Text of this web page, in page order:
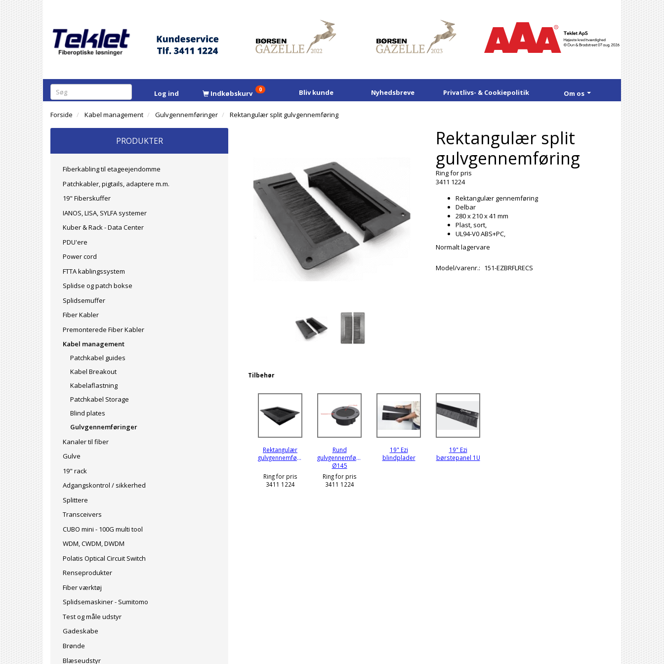
Log ind Indkøbskurv 0 Bliv kunde Nyhedsbreve Privatlivs- & Cookiepolitik Om os
Forside Kabel management Gulvgennemføringer Rektangulær split gulvgennemføring
PRODUKTER
Fiberkabling til etageejendomme
Patchkabler, pigtails, adaptere m.m.
19" Fiberskuffer
IANOS, LISA, SYLFA systemer
Kuber & Rack - Data Center
PDU'ere
Power cord
FTTA kablingssystem
Splidse og patch bokse
Splidsemuffer
Fiber Kabler
Premonterede Fiber Kabler
Kabel management
Patchkabel guides
Kabel Breakout
Kabelaflastning
Patchkabel Storage
Blind plates
Gulvgennemføringer
Kanaler til fiber
Gulve
19" rack
Adgangskontrol / sikkerhed
Splittere
Transceivers
CUBO mini - 100G multi tool
WDM, CWDM, DWDM
Polatis Optical Circuit Switch
Renseprodukter
Fiber værktøj
Splidsemaskiner - Sumitomo
Test og måle udstyr
Gadeskabe
Brønde
Blæseudstyr
Rektangulær split
gulvgennemføring
Ring for pris
3411 1224
Rektangulær gennemføring
Delbar
280 x 210 x 41 mm
Plast, sort,
UL94-V0 ABS+PC,
Normalt lagervare
Model/varenr.: 151-EZBRFLRECS
Tilbehør
Rektangulær
gulvgennemføring
Ring for pris
3411 1224
Rund
gulvgennemføring
Ø145
Ring for pris
3411 1224
19" Ezi
blindplader
19" Ezi
børstepanel 1U